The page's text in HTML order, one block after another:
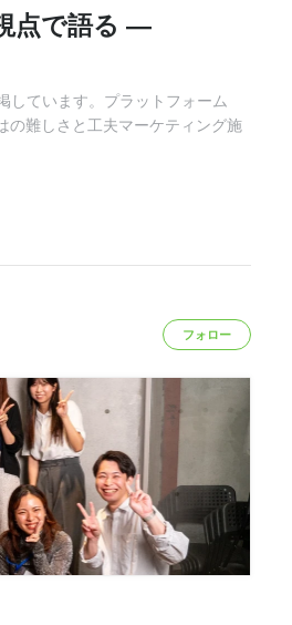
点で語る ―
しています。プラットフォーム
の難しさと工夫マーケティング施
フォロー